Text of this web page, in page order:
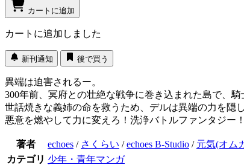
カートに追加
カートに追加しました
新刊通知 後で買う
異端は迫害されるー。
300年前、冥府との壮絶な戦争に巻き込まれた島で、
世話焼きな義姉の命を救うため、デルは異端の力を
悪意を燃やして力に変えろ！洗浄バトルファンタジー！
著者 echoes / さくらい /echoes B-Studio / 元気(オム
カテゴリ 少年・青年マンガ